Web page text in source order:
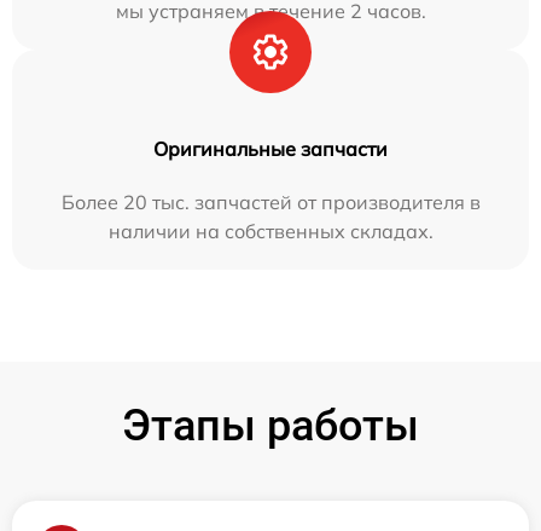
мы устраняем в течение 2 часов.
Оригинальные запчасти
Более 20 тыс. запчастей от производителя в
наличии на собственных складах.
Этапы работы